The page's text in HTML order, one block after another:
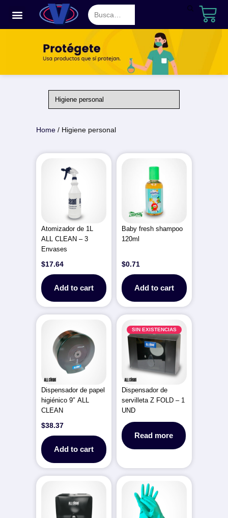
Saltar
Home / Higiene personal
Atomizador de 1L
ALL CLEAN – 3
Envases
$17.64
Add to cart
Baby fresh shampoo
120ml
$0.71
Add to cart
Dispensador de papel
higiénico 9″ ALL
CLEAN
$38.37
Add to cart
SIN EXISTENCIAS
Dispensador de
servilleta Z FOLD – 1
UND
Read more